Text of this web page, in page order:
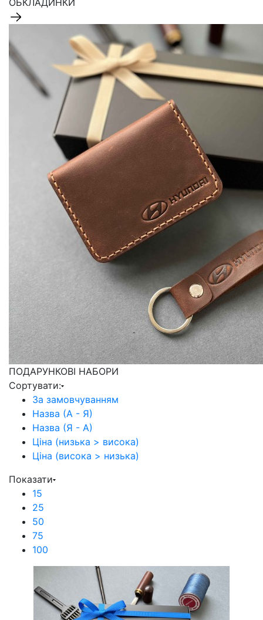
ПОДАРУНКОВІ НАБОРИ
Сортувати:
За замовчуванням
Назва (А - Я)
Назва (Я - А)
Ціна (низька > висока)
Ціна (висока > низька)
Показати
15
25
50
75
100